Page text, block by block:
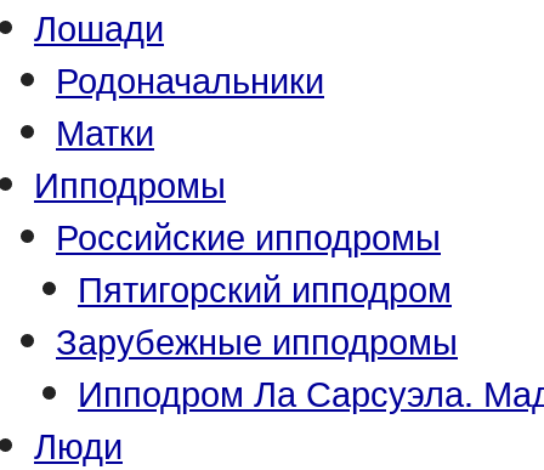
Лошади
Родоначальники
Матки
Ипподромы
Российские ипподромы
Пятигорский ипподром
Зарубежные ипподромы
Ипподром Ла Сарсуэла.
Люди